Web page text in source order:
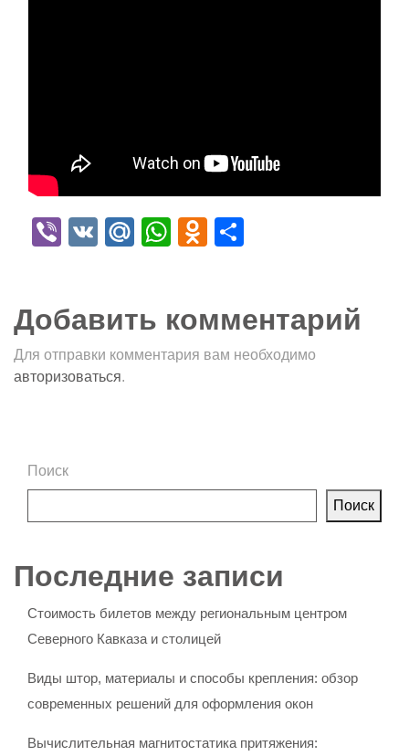
Viber
VK Mail.Ru
WhatsApp
Odnoklassniki
Добавить комментарий
Для отправки комментария вам необходимо
авторизоваться.
Поиск
Поиск
Последние записи
Стоимость билетов между региональным центром
Северного Кавказа и столицей
Виды штор, материалы и способы крепления: обзор
современных решений для оформления окон
Вычислительная магнитостатика притяжения: